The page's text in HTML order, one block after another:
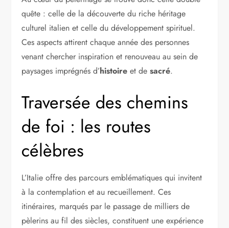
quête : celle de la découverte du riche héritage
culturel italien et celle du développement spirituel.
Ces aspects attirent chaque année des personnes
venant chercher inspiration et renouveau au sein de
paysages imprégnés d’histoire et desacré.
Traversée des chemins
de foi : les routes
célèbres
L’Italie offre des parcours emblématiques qui invitent
à la contemplation et au recueillement. Ces
itinéraires, marqués par le passage de milliers de
pèlerins au fil des siècles, constituent une expérience